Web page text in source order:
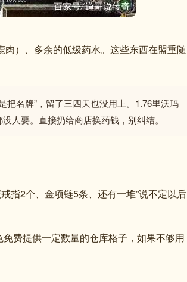
）、多余的低级药水。这些东西在盟重随
把名牌”，留了三四天也没用上。1.76里沃玛
人要。直接扔给商店换药钱，别纠结。
指2个、金项链5条、还有一堆”说不定以后
免费提供一定数量的仓库格子，如果不够用